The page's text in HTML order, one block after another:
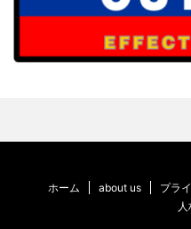
ホーム about us プラ